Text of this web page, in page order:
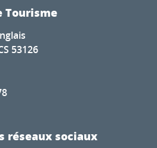
Tourisme
53126
réseaux sociaux